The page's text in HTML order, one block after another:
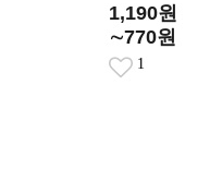
1,190원
∼770원
1